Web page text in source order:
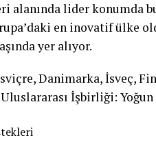
alanında lider konumda
en inovatif ülke
yer alıyor.
Danimarka, İsveç,
İşbirliği: